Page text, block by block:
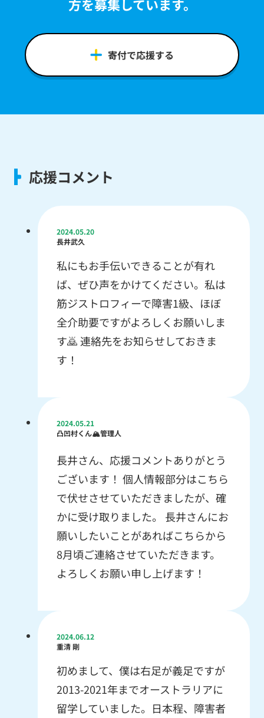
方を募集しています。
寄付で応援する
応援コメント
2024.05.20
長井武久
私にもお手伝いできることが有れ
ば、ぜひ声をかけてください。私は
筋ジストロフィーで障害1級、ほぼ
全介助要ですがよろしくお願いしま
す🙇 連絡先をお知らせしておきま
す！
2024.05.21
凸凹村くん🏔管理人
長井さん、応援コメントありがとう
ございます！ 個人情報部分はこちら
で伏せさせていただきましたが、確
かに受け取りました。 長井さんにお
願いしたいことがあればこちらから
8月頃ご連絡させていただきます。
よろしくお願い申し上げます！
2024.06.12
重清 剛
初めまして、僕は右足が義足ですが
2013-2021年までオーストラリアに
留学していました。日本程、障害者